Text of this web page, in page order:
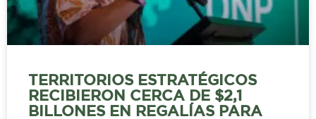
TERRITORIOS ESTRATÉGICOS
RECIBIERON CERCA DE $2,1
BILLONES EN REGALÍAS PARA